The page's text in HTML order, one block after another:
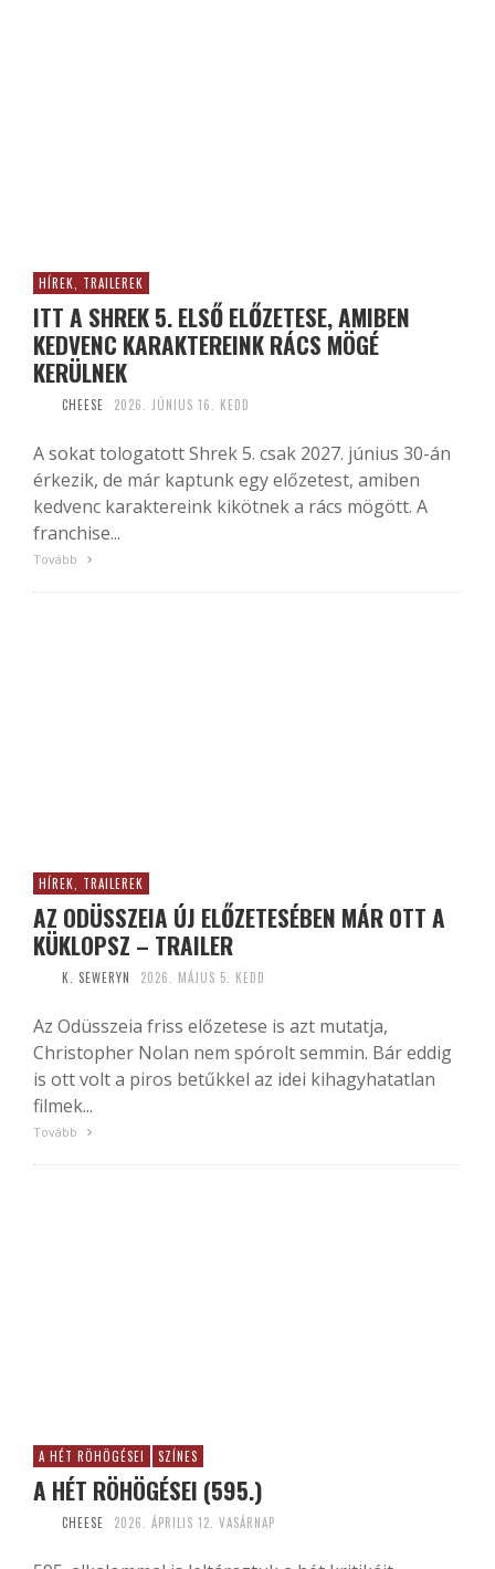
HÍREK, TRAILEREK
ITT A SHREK 5. ELSŐ ELŐZETESE, AMIBEN
KEDVENC KARAKTEREINK RÁCS MÖGÉ
KERÜLNEK
CHEESE 2026. JÚNIUS 16. KEDD
A sokat tologatott Shrek 5. csak 2027. június 30-án
érkezik, de már kaptunk egy előzetest, amiben
kedvenc karaktereink kikötnek a rács mögött. A
franchise...
Tovább
HÍREK, TRAILEREK
AZ ODÜSSZEIA ÚJ ELŐZETESÉBEN MÁR OTT A
KÜKLOPSZ – TRAILER
K. SEWERYN 2026. MÁJUS 5. KEDD
Az Odüsszeia friss előzetese is azt mutatja,
Christopher Nolan nem spórolt semmin. Bár eddig
is ott volt a piros betűkkel az idei kihagyhatatlan
filmek...
Tovább
A HÉT RÖHÖGÉSEI SZÍNES
A HÉT RÖHÖGÉSEI (595.)
CHEESE 2026. ÁPRILIS 12. VASÁRNAP